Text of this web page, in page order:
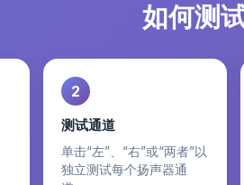
如何测
2
测试通道
单击“左”、“右”或“两者”以
独立测试每个扬声器通